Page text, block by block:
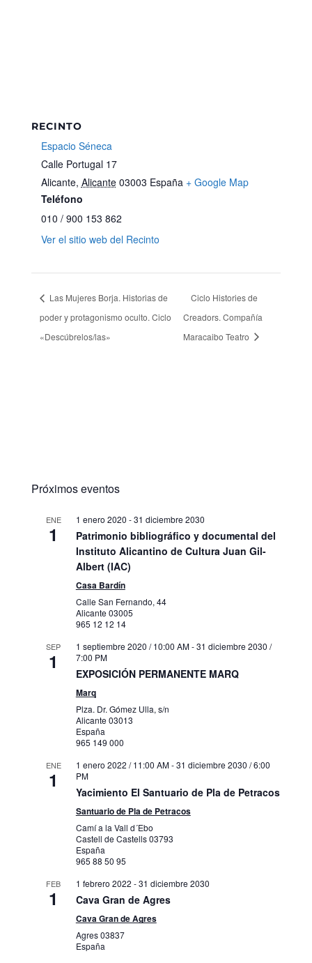
RECINTO
Espacio Séneca
Calle Portugal 17
Alicante, Alicante 03003 España + Google Map
Teléfono
010 / 900 153 862
Ver el sitio web del Recinto
Las Mujeres Borja. Historias de
poder y protagonismo oculto. Ciclo
«Descúbrelos/las»
Ciclo Histories de
Creadors. Compañía
Maracaibo Teatro
Próximos eventos
ENE
1
1 enero 2020 -31 diciembre 2030
Patrimonio bibliográfico y documental del
Instituto Alicantino de Cultura Juan Gil-
Albert (IAC)
Casa Bardín
Calle San Fernando, 44
Alicante 03005
965 12 12 14
SEP
1
1 septiembre 2020 / 10:00 AM-31 diciembre 2030 /
7:00 PM
EXPOSICIÓN PERMANENTE MARQ
Marq
Plza. Dr. Gómez Ulla, s/n
Alicante 03013
España
965 149 000
ENE
1
1 enero 2022 / 11:00 AM-31 diciembre 2030 / 6:00
PM
Yacimiento El Santuario de Pla de Petracos
Santuario de Pla de Petracos
Camí a la Vall d´Ebo
Castell de Castells03793
España
965 88 50 95
FEB
1
1 febrero 2022 -31 diciembre 2030
Cava Gran de Agres
Cava Gran de Agres
Agres03837
España